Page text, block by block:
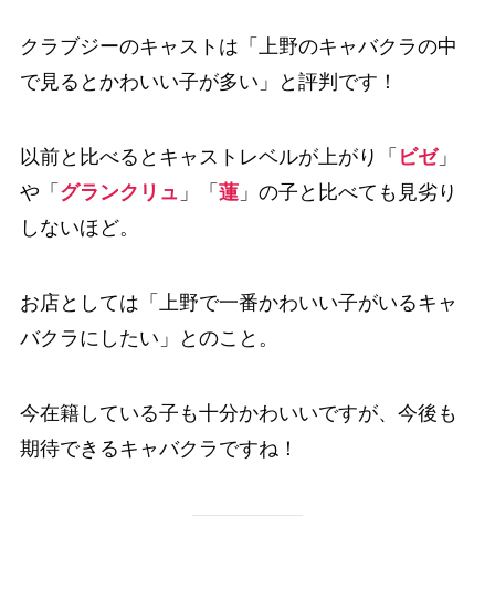
クラブジーのキャストは「上野のキャバクラの中
で見るとかわいい子が多い」と評判です！
以前と比べるとキャストレベルが上がり「 ビゼ」
や「 グランクリュ 」「 蓮」の子と比べても見劣り
しないほど。
お店としては「上野で一番かわいい子がいるキャ
バクラにしたい」とのこと。
今在籍している子も十分かわいいですが、今後も
期待できるキャバクラですね！